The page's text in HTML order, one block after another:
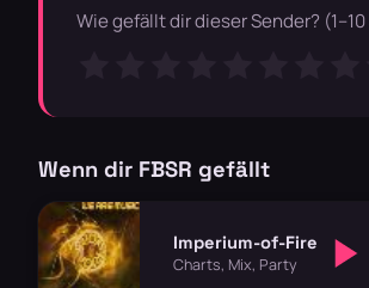
Wie gefällt dir dieser Sender?
Wenn dir FBSR gefällt
Imperium-of-Fire
Charts, Mix, Party